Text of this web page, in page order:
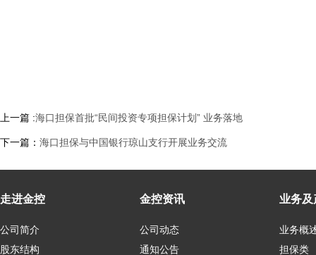
上一篇 :海口担保首批“民间投资专项担保计划” 业务落地
下一篇： 海口担保与中国银行琼山支行开展业务交流
走进金控
公司简介
股东结构
金控资讯
公司动态
通知公告
业务及
业务概
担保类